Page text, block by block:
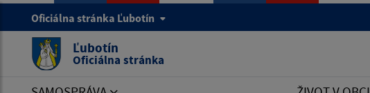
Oficiálna stránka Ľubotín
Ľubotín
Oficiálna stránka